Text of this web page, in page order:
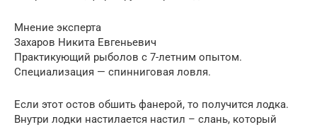
Мнение эксперта
Захаров Никита Евгеньевич
Практикующий рыболов с 7-летним опытом.
Специализация — спинниговая ловля.
Если этот остов обшить фанерой, то получится лодка.
Внутри лодки настилается настил – слань, который